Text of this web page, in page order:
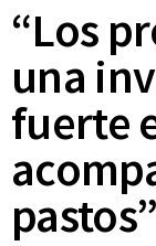
“Los
una
fuerte
pastos”